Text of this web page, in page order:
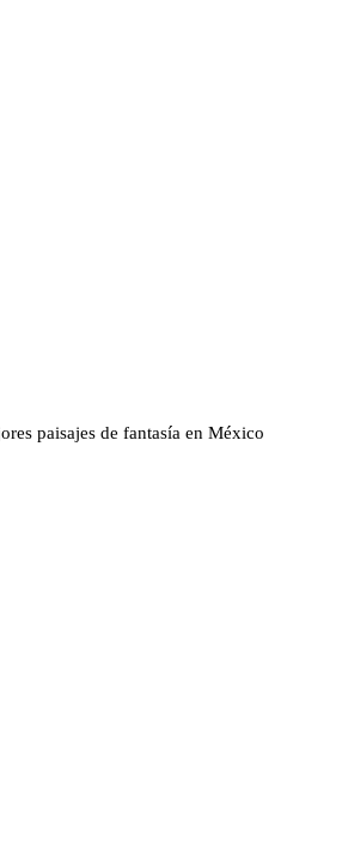
paisajes de fantasía en México